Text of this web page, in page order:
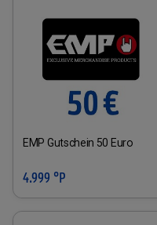
EMP Gutschein 50 Euro
4.999 °P